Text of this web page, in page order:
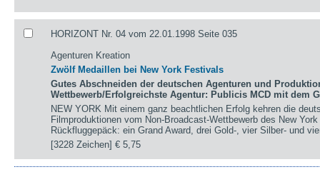
HORIZONT Nr. 04 vom 22.01.1998 Seite 035
Agenturen Kreation
Zwölf Medaillen bei New York Festivals
Gutes Abschneiden der deutschen Agenturen und
Wettbewerb/Erfolgreichste Agentur: Publicis MCD mit dem
NEW YORK Mit einem ganz beachtlichen Erfolg kehren die
Filmproduktionen vom Non-Broadcast-Wettbewerb des New
Rückfluggepäck: ein Grand Award, drei Gold-, vier Silber- und
[3228 Zeichen]€ 5,75